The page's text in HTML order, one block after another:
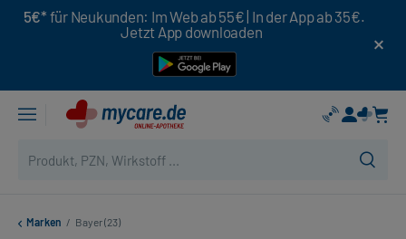
5€* für Neukunden: Im Web ab 55€ | In der App ab 35€.
Jetzt App downloaden
Marken / Bayer (23)